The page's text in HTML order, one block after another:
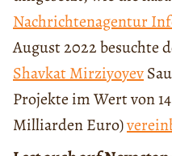
Nachrichtenagentur
August 2022 besuchte
Shavkat Mirziyoyev
Projekte im Wert von
Milliarden Euro)